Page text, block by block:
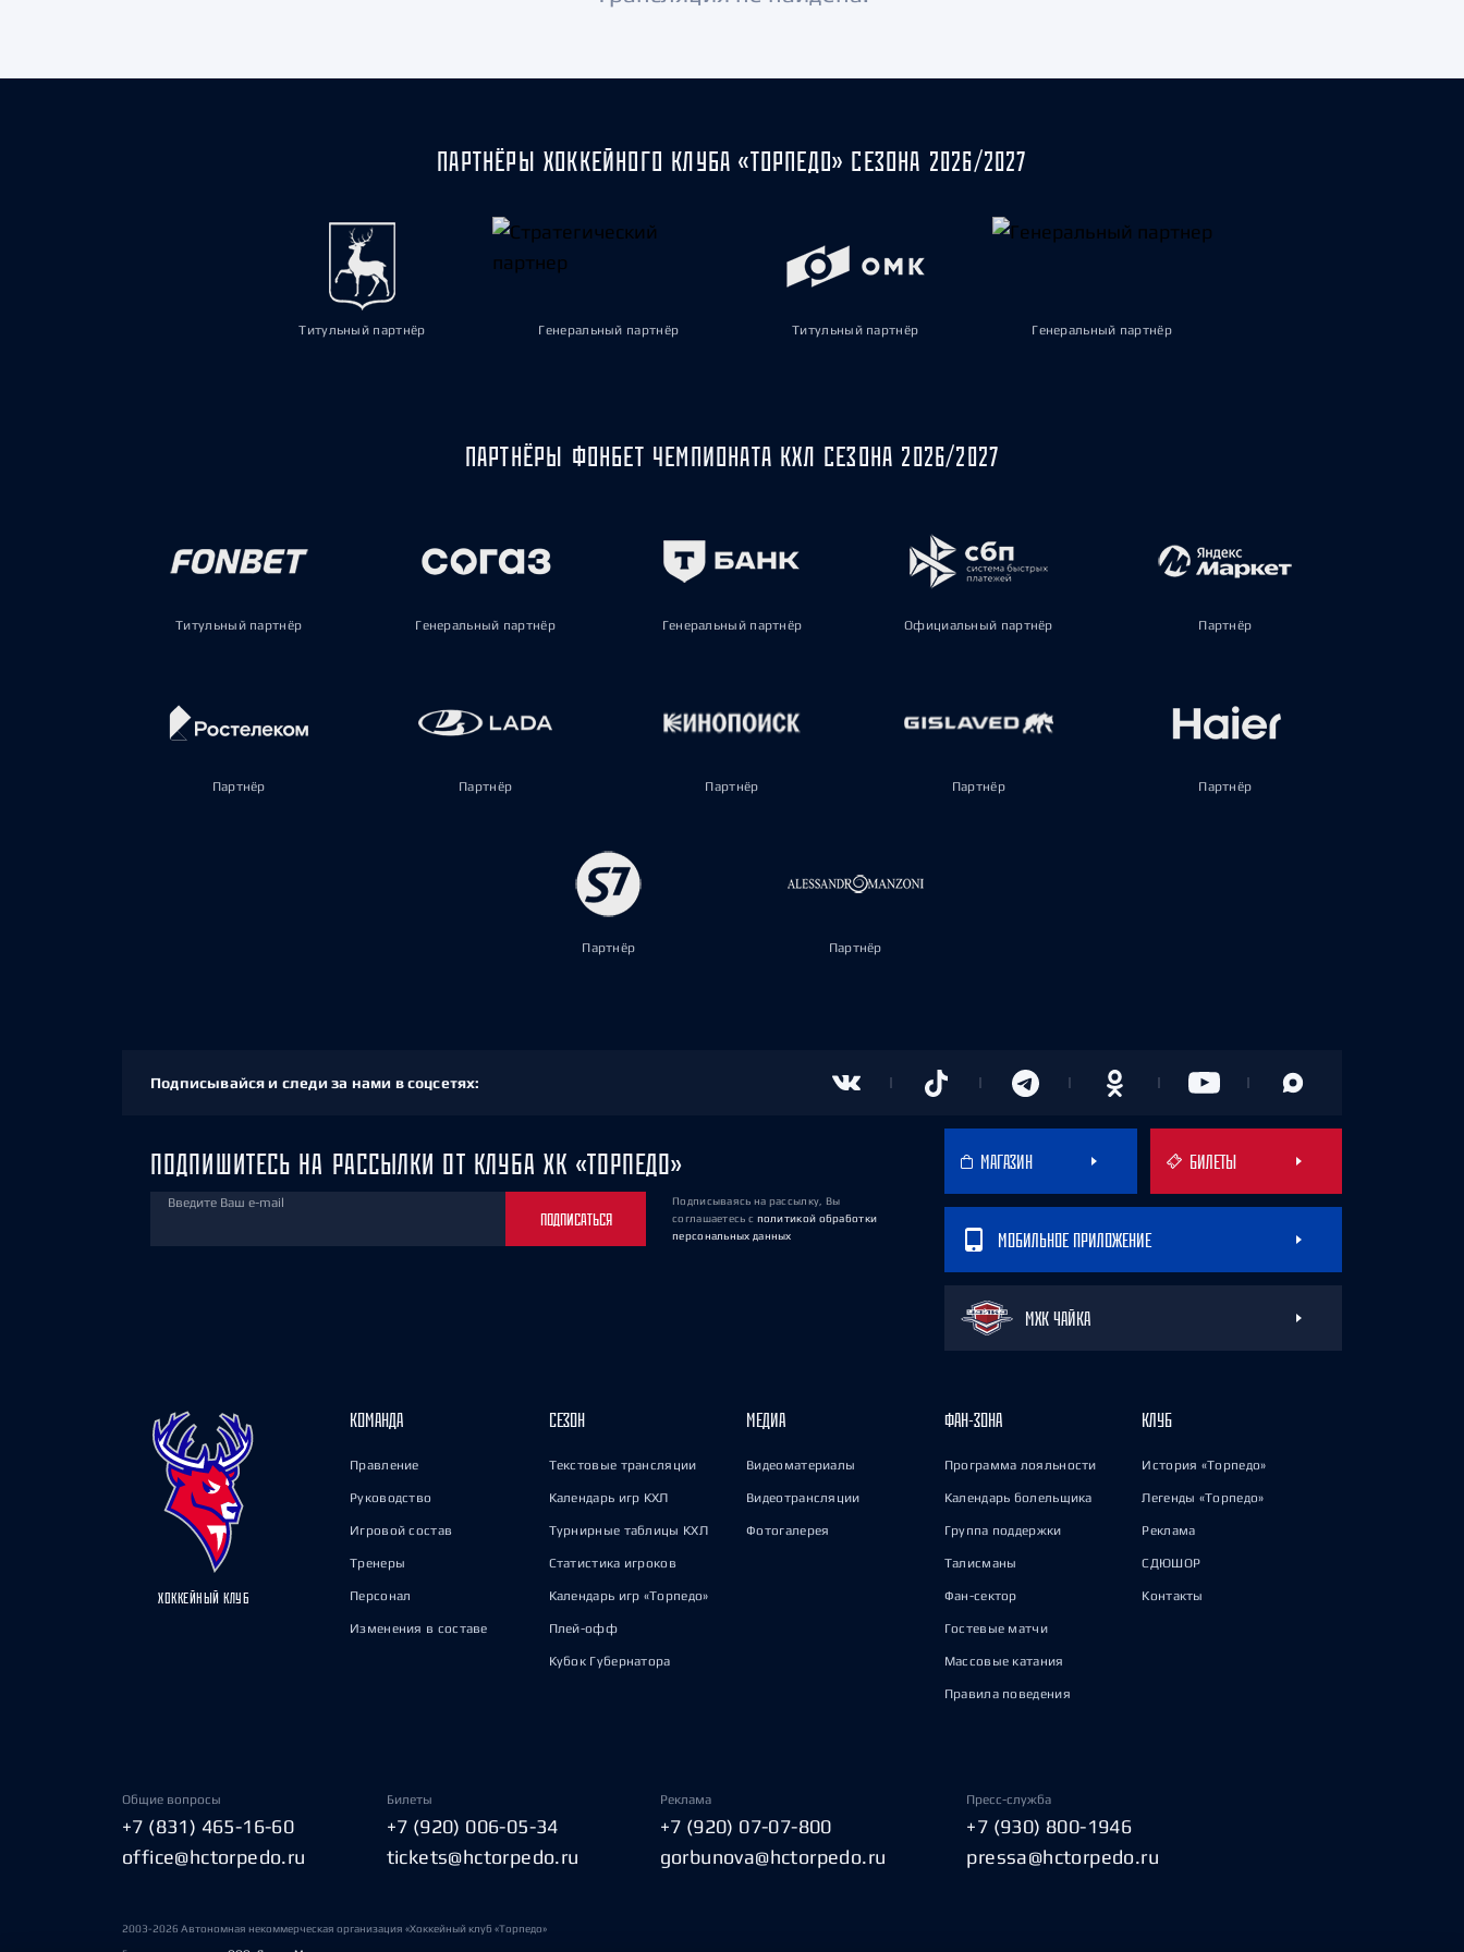
ЦСКА Салават Юлаев
ПАРТНЁРЫ ХОККЕЙНОГО КЛУБА «ТОРПЕДО» СЕЗОНА 2026/2027
Титульный партнёр Генеральный партнёр Титульный партнёр Генеральный партнёр
ПАРТНЁРЫ ФОНБЕТ ЧЕМПИОНАТА КХЛ СЕЗОНА 2026/2027
Титульный партнёр Генеральный партнёр Генеральный партнёр Официальный партнёр Партнёр
Партнёр Партнёр Партнёр Партнёр Партнёр
Партнёр Партнёр
Подписывайся и следи за нами в соцсетях:
ПОДПИШИТЕСЬ НА РАССЫЛКИ ОТ КЛУБА ХК «ТОРПЕДО»
Введите Ваш e-mail
ПОДПИСАТЬСЯ
Подписываясь на рассылку, Вы
соглашаетесь с политикой обработки
персональных данных
МАГАЗИН БИЛЕТЫ
МОБИЛЬНОЕ ПРИЛОЖЕНИЕ
МХК ЧАЙКА
ХОККЕЙНЫЙ КЛУБ
КОМАНДА
Правление
Руководство
Игровой состав
Тренеры
Персонал
Изменения в составе
СЕЗОН
Текстовые трансляции
Календарь игр КХЛ
Турнирные таблицы КХЛ
Статистика игроков
Календарь игр «Торпедо»
Плей-офф
Кубок Губернатора
МЕДИА
Видеоматериалы
Видеотрансляции
Фотогалерея
ФАН-ЗОНА
Программа лояльности
Календарь болельщика
Группа поддержки
Талисманы
Фан-сектор
Гостевые матчи
Массовые катания
Правила поведения
КЛУБ
История «Торпедо»
Легенды «Торпедо»
Реклама
СДЮШОР
Контакты
Общие вопросы
+7 (831) 465-16-60
office@hctorpedo.ru
Билеты
+7 (920) 006-05-34
tickets@hctorpedo.ru
Реклама
+7 (920) 07-07-800
gorbunova@hctorpedo.ru
Пресс-служба
+7 (930) 800-1946
pressa@hctorpedo.ru
2003-2026 Автономная некоммерческая организация «Хоккейный клуб «Торпедо»